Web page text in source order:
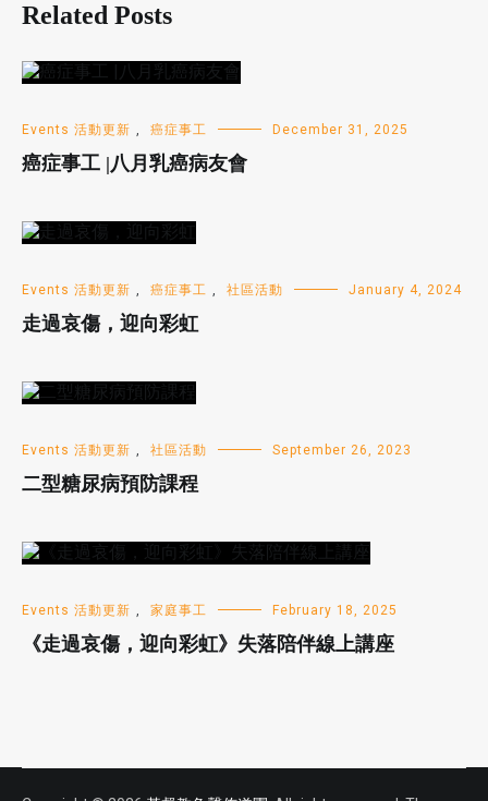
Related Posts
Events 活動更新 , 癌症事工 December 31, 2025
癌症事工 |八月乳癌病友會
Events 活動更新 , 癌症事工 , 社區活動 January 4, 2024
走過哀傷，迎向彩虹
Events 活動更新 , 社區活動 September 26, 2023
二型糖尿病預防課程
Events 活動更新 , 家庭事工 February 18, 2025
《走過哀傷，迎向彩虹》失落陪伴線上講座